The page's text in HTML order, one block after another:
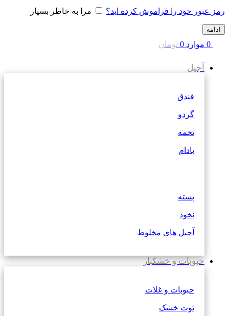
رمز عبور خود را فراموش کرده اید؟ مرا به خاطر بسپار
ادامه
0 موارد 0 تومان
آجیل
فندق
گردو
تخمه
بادام
پسته
نخود
آجیل های مخلوط
حبوبات و خشکبار
حبوبات و غلات
توت خشک